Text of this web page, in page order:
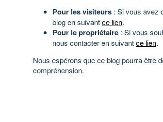
Pour les visiteurs : Si vous avez
blog en suivantce lien.
Pour le propriétaire : Si vous
nous contacter en suivantce lien.
Nous espérons que ce blog pourra être
compréhension.